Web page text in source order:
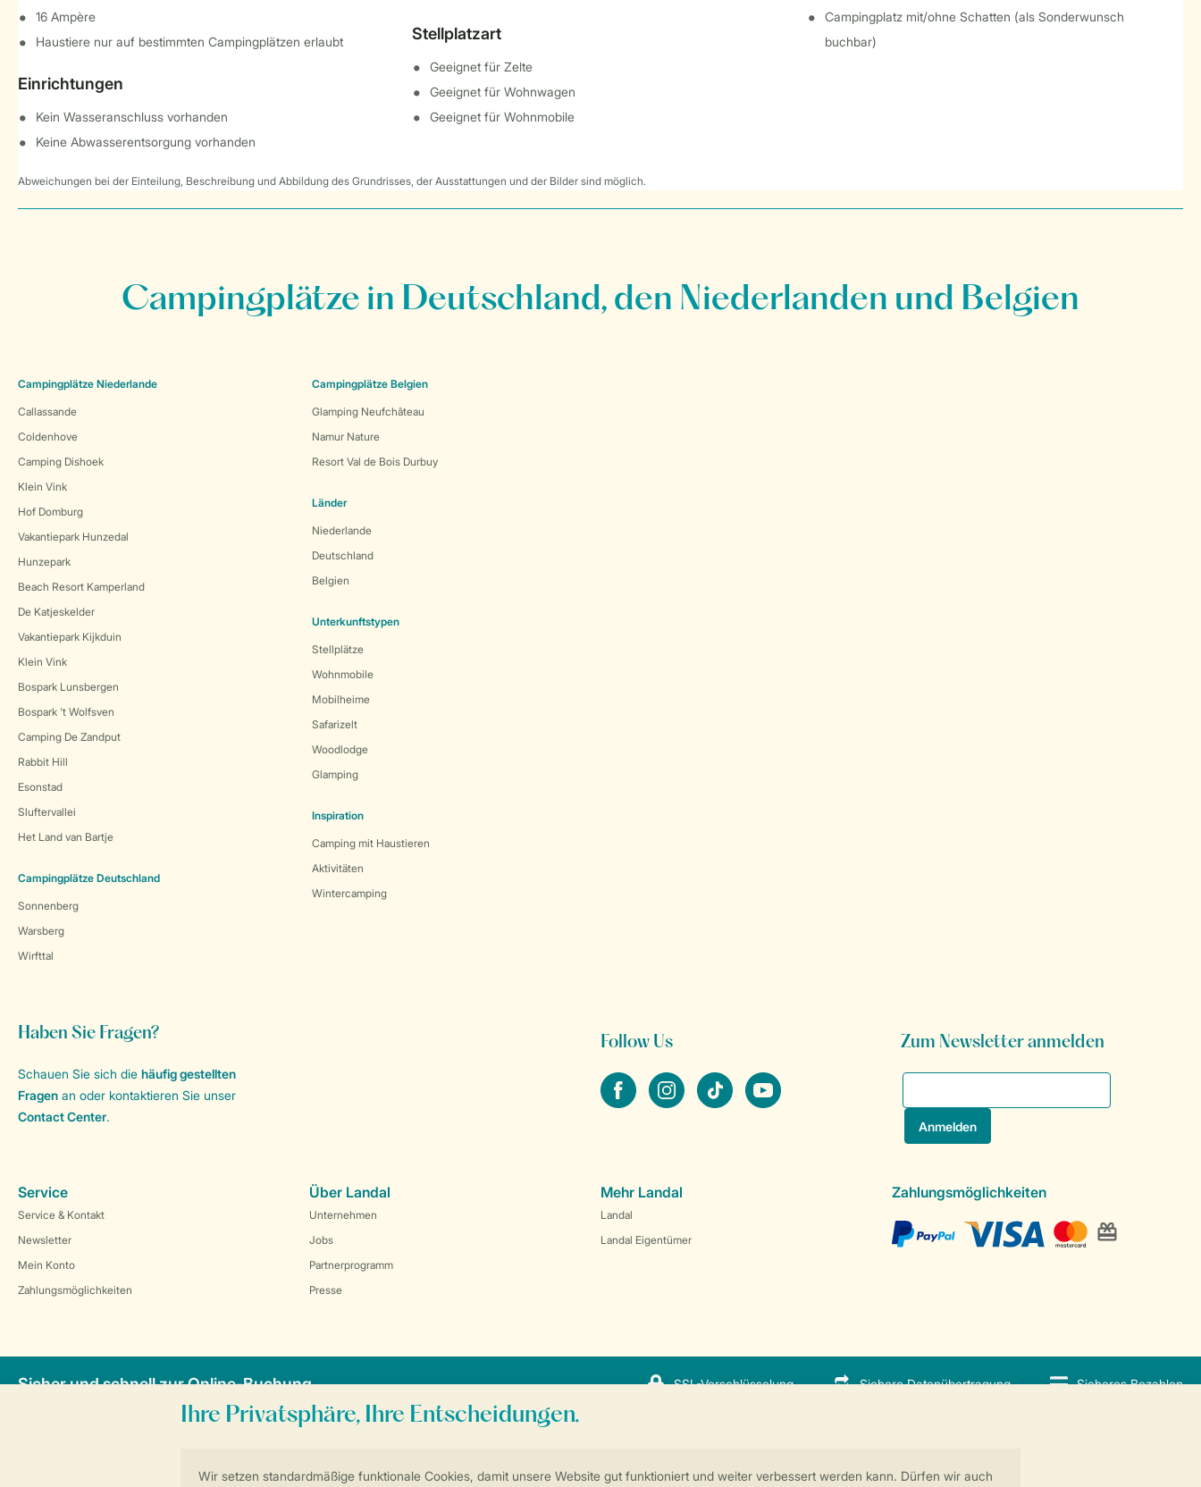
16 Ampère
Haustiere nur auf bestimmten Campingplätzen erlaubt
Einrichtungen
Kein Wasseranschluss vorhanden
Keine Abwasserentsorgung vorhanden
Stellplatzart
Geeignet für Zelte
Geeignet für Wohnwagen
Geeignet für Wohnmobile
Campingplatz mit/ohne Schatten (als Sonderwunsch
buchbar)
Abweichungen bei der Einteilung, Beschreibung und Abbildung des Grundrisses, der Ausstattungen und der Bilder sind möglich.
Sicher und schnell zur Online-Buchung SSL-Verschlüsselung Sichere Datenübertragung Sicheres Bezahlen
Campingplätze in Deutschland, den Niederlanden und Belgien
Campingplätze Niederlande
Callassande
Coldenhove
Camping Dishoek
Klein Vink
Hof Domburg
Vakantiepark Hunzedal
Hunzepark
Beach Resort Kamperland
De Katjeskelder
Vakantiepark Kijkduin
Klein Vink
Bospark Lunsbergen
Bospark 't Wolfsven
Camping De Zandput
Rabbit Hill
Esonstad
Sluftervallei
Het Land van Bartje
Campingplätze Deutschland
Sonnenberg
Warsberg
Wirfttal
Campingplätze Belgien
Glamping Neufchâteau
Namur Nature
Resort Val de Bois Durbuy
Länder
Niederlande
Deutschland
Belgien
Unterkunftstypen
Stellplätze
Wohnmobile
Mobilheime
Safarizelt
Woodlodge
Glamping
Inspiration
Camping mit Haustieren
Aktivitäten
Wintercamping
Haben Sie Fragen?
Schauen Sie sich die häufig gestellten
Fragen an oder kontaktieren Sie unser
Contact Center.
Follow Us
facebookinstagramtiktok youtube
Zum Newsletter anmelden
Service
Service & Kontakt
Newsletter
Mein Konto
Zahlungsmöglichkeiten
Über Landal
Unternehmen
Jobs
Partnerprogramm
Presse
Mehr Landal
Landal
Landal Eigentümer
Zahlungsmöglichkeiten